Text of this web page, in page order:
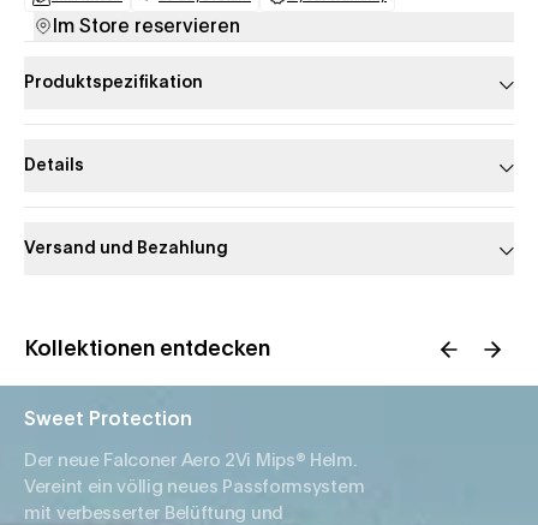
(opens in a new tab)(opens in a new tab)(opens in a new tab)
Im Store reservieren
Produktspezifikation
Details
Versand und Bezahlung
Kollektionen entdecken
Sweet Protection
Der neue Falconer Aero 2Vi Mips® Helm.
Vereint ein völlig neues Passformsystem
mit verbesserter Belüftung und